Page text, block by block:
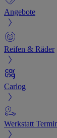
Angebote
Reifen & Räder
Carlog
Werkstatt